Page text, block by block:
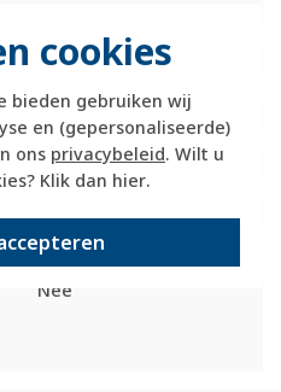
cookies
bieden gebruiken wij
en (gepersonaliseerde)
ons privacybeleid. Wilt u
Klik dan hier.
Nee
Nee
Ja
83,5 Millimeter (mm)
83,5 Millimeter (mm)
21,3 Millimeter (mm)
0
Nee